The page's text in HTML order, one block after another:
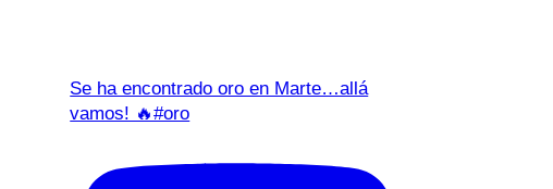
Se ha encontrado oro en Marte…allá
vamos! 🔥#oro